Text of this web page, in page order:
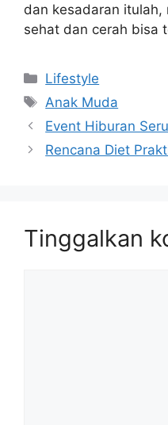
dan kesadaran itulah,
sehat dan cerah bisa
Kategori
Lifestyle
Tag
Anak Muda
Event Hiburan
Rencana Diet
Tinggalkan